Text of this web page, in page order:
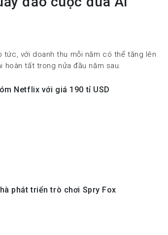
tức, với doanh thu mỗi năm có thể tăng lên
hoàn tất trong nửa đầu năm sau.
Netflix với giá 190 tỉ USD
phát triển trò chơi Spry Fox